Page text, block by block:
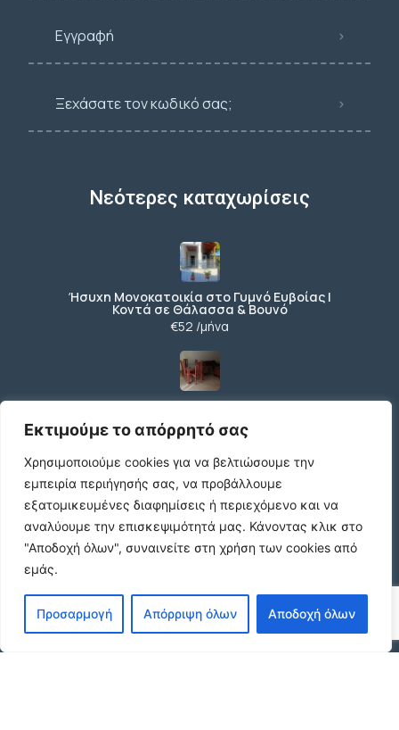
Εκτιμούμε το απόρρητό σας
Χρησιμοποιούμε cookies για να βελτιώσουμε την
εμπειρία περιήγησής σας, να προβάλλουμε
εξατομικευμένες διαφημίσεις ή περιεχόμενο και να
αναλύουμε την επισκεψιμότητά μας. Κάνοντας κλικ στο
"Αποδοχή όλων", συναινείτε στη χρήση των cookies από
εμάς.
Προσαρμογή Απόρριψη όλων Αποδοχή όλων
Εγγραφή
Ξεχάσατε τον κωδικό σας;
Νεότερες καταχωρίσεις
Ήσυχη Μονοκατοικία στο Γυμνό Ευβοίας |
Κοντά σε Θάλασσα & Βουνό
€52 /μήνα
ΕΝΟΙΚΙΑΣΗ ΔΙΑΜΕΡΙΣΜΑΤΟΣ ΧΑΡΙΛΑΟΥ
ΘΕΣΣΑΛΟΝΙΚΗ
€600 /μήνα
Κωδικος ακινητου Μ480 καταστημα στον
Ευοσμο
€500 /μήνα
ΠΩΛΕΙΤΑΙ ΟΙΚΟΠΕΔΟ 7325τ